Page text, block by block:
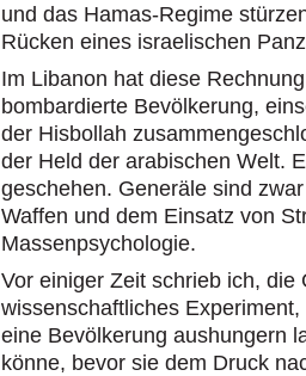
und das Hamas-Regime
Rücken eines israelischen
Im Libanon hat diese
bombardierte Bevölkerung,
der Hisbollah
der Held der arabischen Welt.
geschehen. Generäle sind
Waffen und dem Einsatz von
Massenpsychologie.
Vor einiger Zeit schrieb ich, die
wissenschaftliches
eine Bevölkerung aushungern
könne, bevor sie dem Druck